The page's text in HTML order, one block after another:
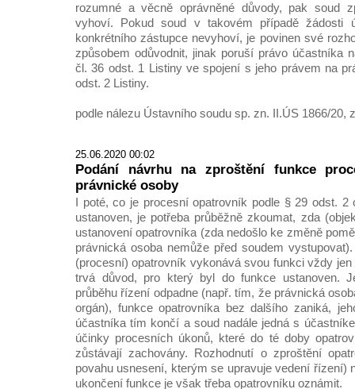
rozumné a věcně oprávněné důvody, pak soud
vyhoví. Pokud soud v takovém případě žádosti
konkrétního zástupce nevyhoví, je povinen své
způsobem odůvodnit, jinak poruší právo účastníka
čl. 36 odst. 1 Listiny ve spojení s jeho právem na
odst. 2 Listiny.
podle nálezu Ústavního soudu sp. zn. II.ÚS 1866/20,
25.06.2020 00:02
Podání návrhu na zproštění funkce
právnické osoby
I poté, co je procesní opatrovník podle § 29 odst. 2
ustanoven, je potřeba průběžně zkoumat, zda
ustanovení opatrovníka (zda nedošlo ke změně
právnická osoba nemůže před soudem
(procesní) opatrovník vykonává svou funkci vždy
trvá důvod, pro který byl do funkce ustanoven.
průběhu řízení odpadne (např. tím, že právnická
orgán), funkce opatrovníka bez dalšího zaniká,
účastníka tím končí a soud nadále jedná s
účinky procesních úkonů, které do té doby
zůstávají zachovány. Rozhodnutí o zproštění
povahu usnesení, kterým se upravuje vedení řízení)
ukončení funkce je však třeba opatrovníku oznámit.